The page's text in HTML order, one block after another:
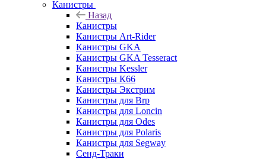
Канистры
Назад
Канистры
Канистры Art-Rider
Канистры GKA
Канистры GKA Tesseract
Канистры Kessler
Канистры К66
Канистры Экстрим
Канистры для Brp
Канистры для Loncin
Канистры для Odes
Канистры для Polaris
Канистры для Segway
Сенд-Траки